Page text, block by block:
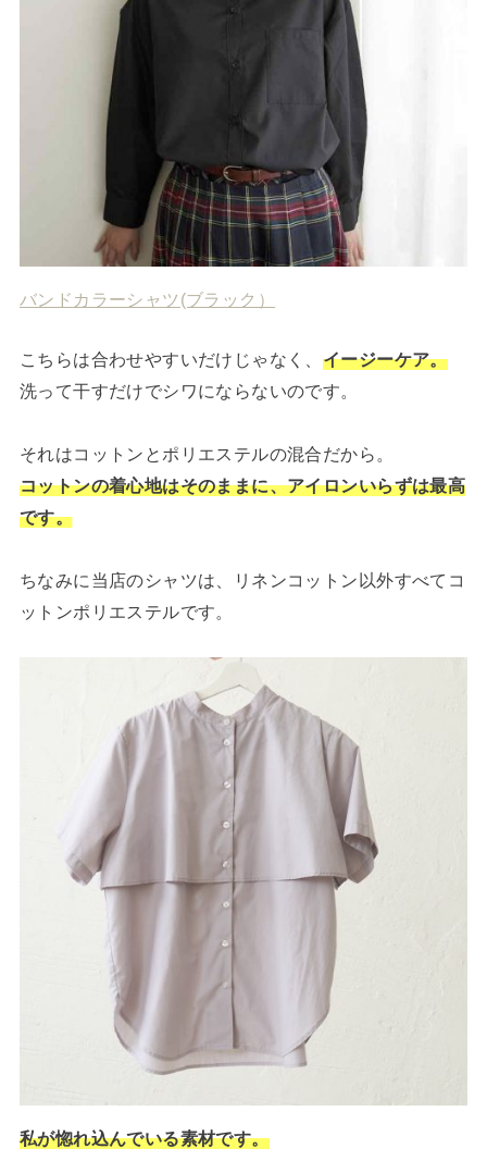
バンドカラーシャツ(ブラック）
こちらは合わせやすいだけじゃなく、 イージーケア。
洗って干すだけでシワにならないのです。
それはコットンとポリエステルの混合だから。
コットンの着心地はそのままに、アイロンいらずは最高
です。
ちなみに当店のシャツは、リネンコットン以外すべてコ
ットンポリエステルです。
私が惚れ込んでいる素材です。